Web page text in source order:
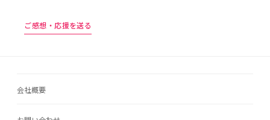
ご感想・応援を送る
会社概要